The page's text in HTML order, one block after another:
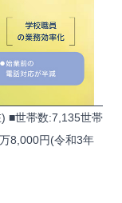
■世帯数:7,135世帯
8,000円(令和3年